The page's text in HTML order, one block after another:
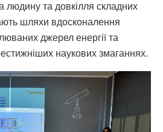
людину та довкілля складних
шляхи вдосконалення
джерел енергії та
наукових змаганнях.